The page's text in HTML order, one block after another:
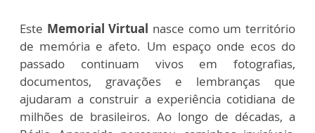
Este Memorial Virtual nasce como um território
de memória e afeto. Um espaço onde ecos do
passado continuam vivos em fotografias,
documentos, gravações e lembranças que
ajudaram a construir a experiência cotidiana de
milhões de brasileiros. Ao longo de décadas, a